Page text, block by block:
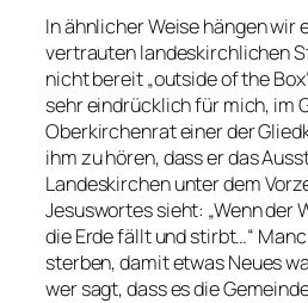
In ähnlicher Weise hängen wir
vertrauten landeskirchlichen
nicht bereit „outside of the
sehr eindrücklich für mich, im
Oberkirchenrat einer der
ihm zu hören, dass er das
Landeskirchen unter dem
Jesuswortes sieht: „Wenn der
die Erde fällt und stirbt…“
sterben, damit etwas Neues
wer sagt, dass es die